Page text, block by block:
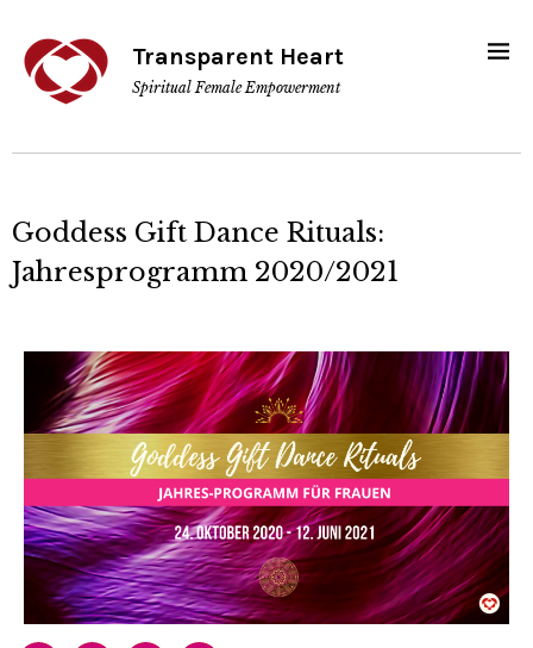
Transparent Heart
Spiritual Female Empowerment
Goddess Gift Dance Rituals:
Jahresprogramm 2020/2021